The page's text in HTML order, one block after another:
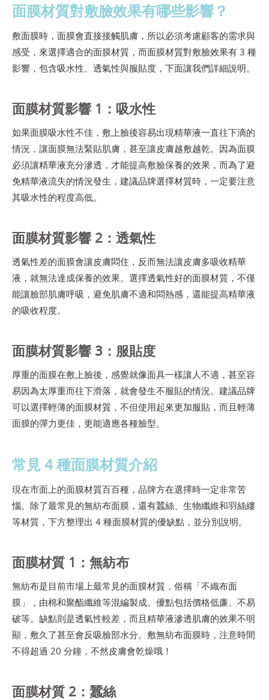
面膜材質對敷臉效果有哪些影響？
敷面膜時，面膜會直接接觸肌膚，所以必須考慮顧客的需求與
感受，來選擇適合的面膜材質，而面膜材質對敷臉效果有 3 種
影響，包含吸水性、透氣性與服貼度，下面讓我們詳細說明。
面膜材質影響 1：吸水性
如果面膜吸水性不佳，敷上臉後容易出現精華液一直往下滴的
情況，讓面膜無法緊貼肌膚，甚至讓皮膚越敷越乾。因為面膜
必須讓精華液充分滲透，才能提高敷臉保養的效果，而為了避
免精華液流失的情況發生，建議品牌選擇材質時，一定要注意
其吸水性的程度高低。
面膜材質影響 2：透氣性
透氣性差的面膜會讓皮膚悶住，反而無法讓皮膚多吸收精華
液，就無法達成保養的效果。選擇透氣性好的面膜材質，不僅
能讓臉部肌膚呼吸，避免肌膚不適和悶熱感，還能提高精華液
的吸收程度。
面膜材質影響 3：服貼度
厚重的面膜在敷上臉後，感覺就像面具一樣讓人不適，甚至容
易因為太厚重而往下滑落，就會發生不服貼的情況。建議品牌
可以選擇輕薄的面膜材質，不但使用起來更加服貼，而且輕薄
面膜的彈力更佳，更能適應各種臉型。
常見 4 種面膜材質介紹
現在市面上的面膜材質百百種，品牌方在選擇時一定非常苦
惱。除了最常見的無紡布面膜，還有蠶絲、生物纖維和羽絲縷
等材質，下方整理出 4 種面膜材質的優缺點，並分別說明。
面膜材質 1：無紡布
無紡布是目前市場上最常見的面膜材質，俗稱「不織布面
膜」，由棉和聚酯纖維等混編製成。優點包括價格低廉、不易
破等。缺點則是透氣性較差，而且精華液滲透肌膚的效果不明
顯，敷久了甚至會反吸臉部水分。敷無紡布面膜時，注意時間
不得超過 20 分鐘，不然皮膚會乾燥哦！
面膜材質 2：蠶絲